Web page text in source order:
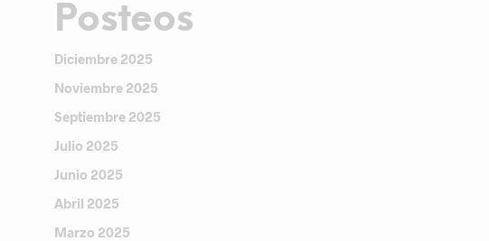
Posteos
Diciembre 2025
Noviembre 2025
Septiembre 2025
Julio 2025
Junio 2025
Abril 2025
Marzo 2025